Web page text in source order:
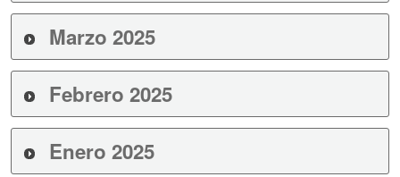
Marzo 2025
Febrero 2025
Enero 2025